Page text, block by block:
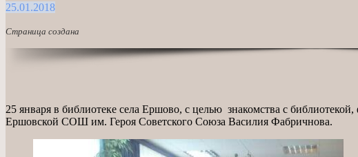
25.01.2018
Страница создана
25 января в библиотеке села Ершово, с целью знакомства с
Ершовской СОШ им. Героя Советского Союза Василия Фабричнова.